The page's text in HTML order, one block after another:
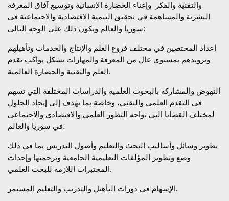
والتقنية والفكر وإغناء الحضارة الإنسانية وتوسيع آفاق المعرفة
البشرية والمساهمة في تحقيق التنمية الاقتصادية والاجتماعية في
سوريا والعالم ويكون ذلك على الوجه التالي:
إعداد المختصين في مختلف فروع العلم والإنتاج والخدمات وتأهيلهم
وتزويدهم بمستوى عال من المعرفة والمهارات بشكل يواكب تقدم
العلم والتقنية والحضارة العالمية.
النهوض والمشاركة بالبحوث العلمية والدراسات المختلفة التي تسهم
في التقدم العلمي والتقني، وخاصة بما يهدف إلى إيجاد الحلول
لمختلف القضايا التي تواجه التطور العلمي والاقتصادي والاجتماعي
في سوريا والعالم.
تطوير وسائل وأساليب البحث والتعليم وأصول التدريس بما في ذلك
وضع وتطوير المؤلفات التعليمية الجامعية وترجمتها وإحداث
المختبرات اللازمة للبحث العلمي.
الإسهام في دورات التأهيل والتدريب والتعليم المستمر.